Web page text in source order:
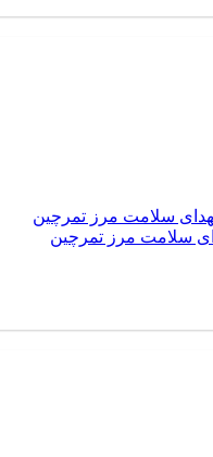
سلامت مرز تمرچین